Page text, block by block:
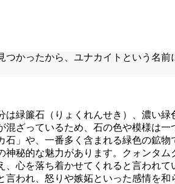
かったから、ユナカイトという名
緑簾石（りょくれんせき）、濃い
ざっているため、石の色や模様は
」や、一番多く含まれる緑色の鉱
秘的な魅力があります。クォンタ
心を落ち着かせてくれると言われ
われ、怒りや嫉妬といった感情を